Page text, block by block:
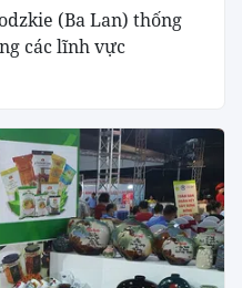
(Ba Lan) thống
các lĩnh vực